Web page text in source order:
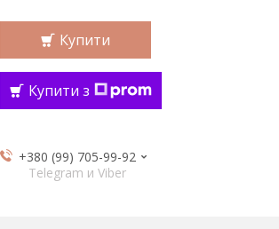
Купити
Купити з
+380 (99) 705-99-92
Telegram и Viber